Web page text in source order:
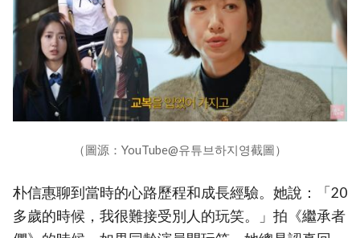
（圖源：YouTube@유튜브하지영截圖）
朴信惠聊到當時的心路歷程和成長經驗。她說：「20
多歲的時候，我很難接受別人的玩笑。」拍《繼承者